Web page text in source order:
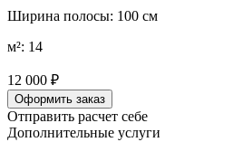
Ширина полосы: 100 см
м²: 14
12 000 ₽
Оформить заказ
Отправить расчет себе
Дополнительные услуги